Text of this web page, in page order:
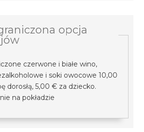
opcja
czerwone i białe wino,
i soki owocowe 10,00
dorosłą, 5,00 € za dziecko.
na pokładzie